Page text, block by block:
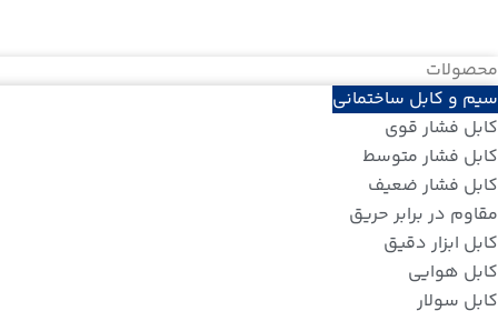
محصولات
سیم و کابل ساختمانی
کابل فشار قوی
کابل فشار متوسط
کابل فشار ضعیف
مقاوم در برابر حریق
کابل ابزار دقیق
کابل هوایی
کابل سولار